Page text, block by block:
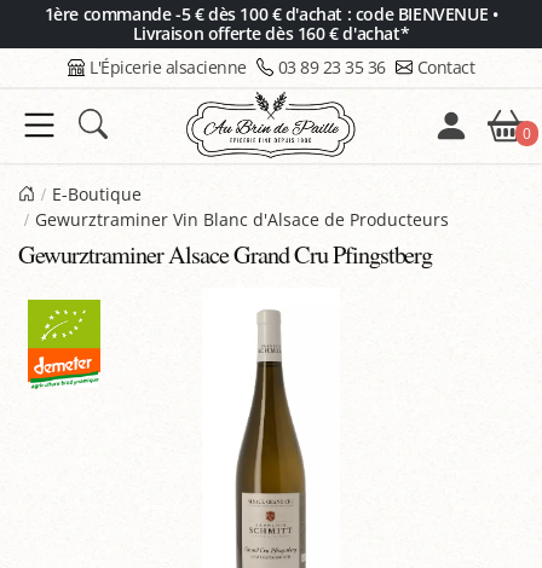
1ère commande -5 € dès 100 € d'achat : code BIENVENUE •
Livraison offerte dès 160 € d'achat*
L'Épicerie alsacienne 03 89 23 35 36 Contact
0
E-Boutique
Gewurztraminer Vin Blanc d'Alsace de Producteurs
Gewurztraminer Alsace Grand Cru Pfingstberg
Panneau de gestion des cookies